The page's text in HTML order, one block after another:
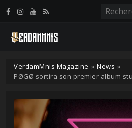
VerdamMnis Magazine » News »
PØGØ sortira son premier album
Panneau de gestion des cookies